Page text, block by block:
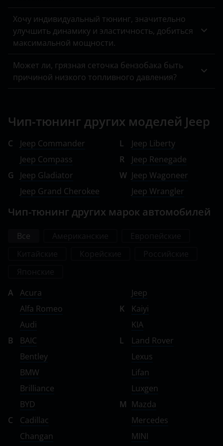
Nissan
Renault
Saab
Seat
Skoda
Suzuki
Tank
Toyota
Volkswagen
Volvo
Vortex
Zotye
ZX
Хочу индивидуальный тюнинг, значительно
улучшить динамику и эластичность, добиться
максимальной мощности.
Может ли, грязная сеточка бензобака быть
причиной низкого топливного давления?
Чип-тюнинг других моделей Jeep
C
Jeep Commander
Jeep Compass
G
Jeep Gladiator
Jeep Grand Cherokee
L
Jeep Liberty
R
Jeep Renegade
W Jeep Wagoneer
Jeep Wrangler
Чип-тюнинг других марок автомобилей
Все
A
Acura
Alfa Romeo
Audi
B
BAIC
Bentley
BMW
Brilliance
BYD
C
Cadillac
Changan
Jeep
K
Kaiyi
KIA
L
Land Rover
Lexus
Lifan
Luxgen
M Mazda
Mercedes
MINI